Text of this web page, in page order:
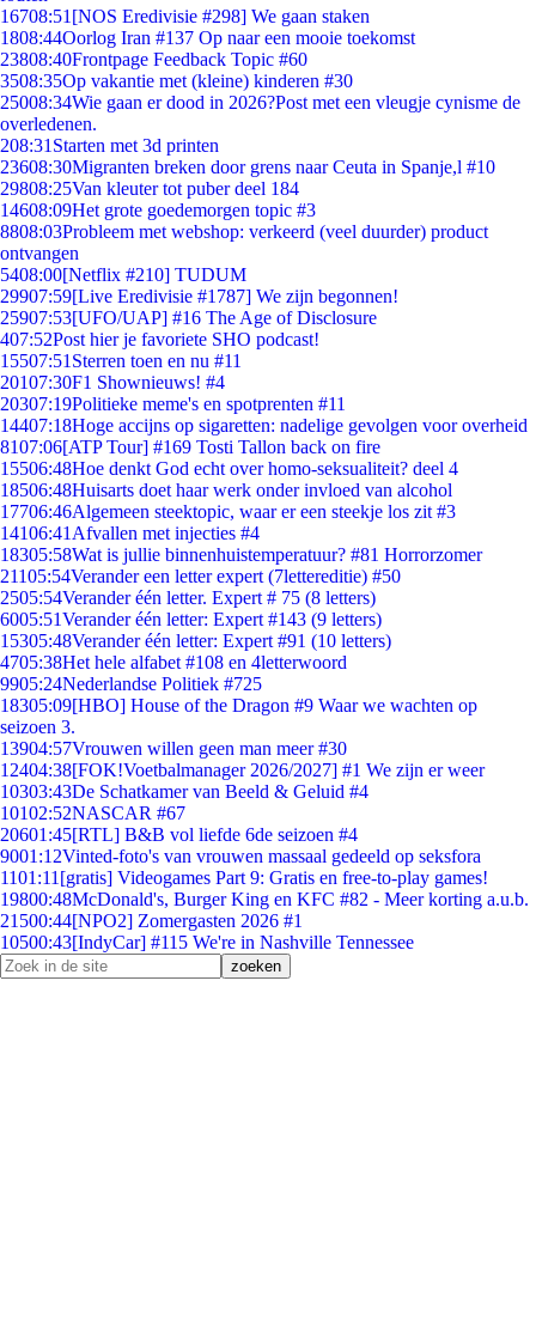
16708:51 [NOS Eredivisie #298] We gaan staken
1808:44Oorlog Iran #137 Op naar een mooie toekomst
23808:40Frontpage Feedback Topic #60
3508:35Op vakantie met (kleine) kinderen #30
25008:34Wie gaan er dood in 2026?Post met een vleugje cynisme de
overledenen.
208:31 Starten met 3d printen
23608:30Migranten breken door grens naar Ceuta in Spanje,l #10
29808:25Van kleuter tot puber deel 184
14608:09Het grote goedemorgen topic #3
8808:03Probleem met webshop: verkeerd (veel duurder) product
ontvangen
5408:00[Netflix #210] TUDUM
29907:59[Live Eredivisie #1787] We zijn begonnen!
25907:53[UFO/UAP] #16 The Age of Disclosure
407:52Post hier je favoriete SHO podcast!
15507:51 Sterren toen en nu #11
20107:30F1 Shownieuws! #4
20307:19Politieke meme's en spotprenten #11
14407:18Hoge accijns op sigaretten: nadelige gevolgen voor overheid
8107:06[ATP Tour] #169 Tosti Tallon back on fire
15506:48Hoe denkt God echt over homo-seksualiteit? deel 4
18506:48Huisarts doet haar werk onder invloed van alcohol
17706:46Algemeen steektopic, waar er een steekje los zit #3
14106:41 Afvallen met injecties #4
18305:58Wat is jullie binnenhuistemperatuur? #81 Horrorzomer
21105:54Verander een letter expert (7lettereditie) #50
2505:54Verander één letter. Expert # 75 (8 letters)
6005:51Verander één letter: Expert #143 (9 letters)
15305:48Verander één letter: Expert #91 (10 letters)
4705:38Het hele alfabet #108 en 4letterwoord
9905:24Nederlandse Politiek #725
18305:09[HBO] House of the Dragon #9 Waar we wachten op
seizoen 3.
13904:57Vrouwen willen geen man meer #30
12404:38[FOK!Voetbalmanager 2026/2027] #1 We zijn er weer
10303:43De Schatkamer van Beeld & Geluid #4
10102:52NASCAR #67
20601:45[RTL] B&B vol liefde 6de seizoen #4
9001:12Vinted-foto's van vrouwen massaal gedeeld op seksfora
1101:11 [gratis] Videogames Part 9: Gratis en free-to-play games!
19800:48McDonald's, Burger King en KFC #82 - Meer korting a.u.b.
21500:44[NPO2] Zomergasten 2026 #1
10500:43[IndyCar] #115 We're in Nashville Tennessee